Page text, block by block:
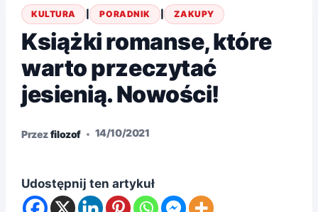
KULTURA | PORADNIK | ZAKUPY
Książki romanse, które
warto przeczytać
jesienią. Nowości!
Przezfilozof 14/10/2021
Udostępnij ten artykuł